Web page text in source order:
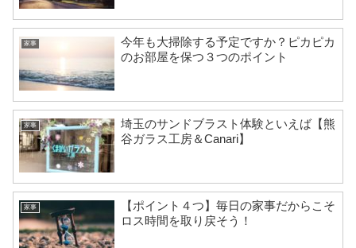
家事
今年も大掃除する予定ですか？ピカピカ
のお部屋を保つ３つのポイント
家事
埼玉のサンドブラスト体験といえば【熊
谷ガラス工房＆Canari】
家事
【ポイント４つ】毎日の家事だからこそ
ロス時間を取り戻そう！